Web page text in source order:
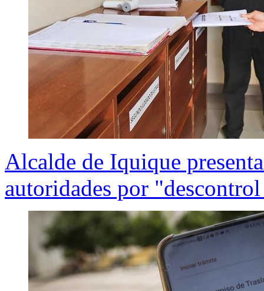
Alcalde de Iquique
autoridades por